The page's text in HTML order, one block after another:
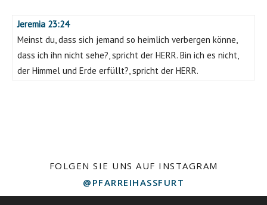
Jeremia 23:24
Meinst du, dass sich jemand so heimlich verbergen könne,
dass ich ihn nicht sehe?, spricht der HERR. Bin ich es nicht,
der Himmel und Erde erfüllt?, spricht der HERR.
FOLGEN SIE UNS AUF INSTAGRAM
@PFARREIHASSFURT